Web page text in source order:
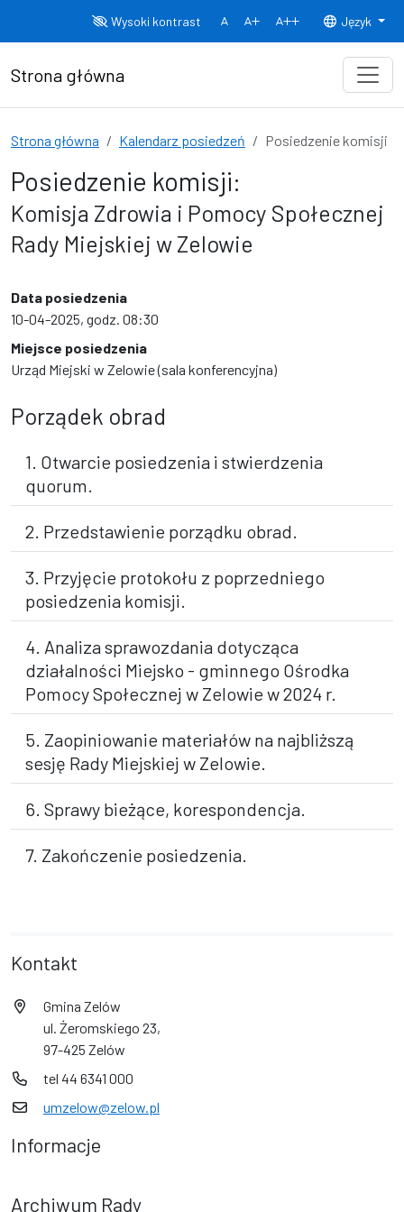
Wysoki kontrast
Normalny rozmiar czcionki
Rozmiar czcionki 150% Rozmiar
Język
Strona główna
Strona główna Kalendarz posiedzeń Posiedzenie komisji
Posiedzenie komisji:
Komisja Zdrowia i Pomocy Społecznej
Rady Miejskiej w Zelowie
Data posiedzenia
10-04-2025, godz. 08:30
Miejsce posiedzenia
Urząd Miejski w Zelowie (sala konferencyjna)
Porządek obrad
1. Otwarcie posiedzenia i stwierdzenia
quorum.
2. Przedstawienie porządku obrad.
3. Przyjęcie protokołu z poprzedniego
posiedzenia komisji.
4. Analiza sprawozdania dotycząca
działalności Miejsko - gminnego Ośrodka
Pomocy Społecznej w Zelowie w 2024 r.
5. Zaopiniowanie materiałów na najbliższą
sesję Rady Miejskiej w Zelowie.
6. Sprawy bieżące, korespondencja.
7. Zakończenie posiedzenia.
Kontakt
Gmina Zelów
ul. Żeromskiego 23,
97-425 Zelów
tel 44 6341 000
umzelow@zelow.pl
Informacje
Archiwum Rady